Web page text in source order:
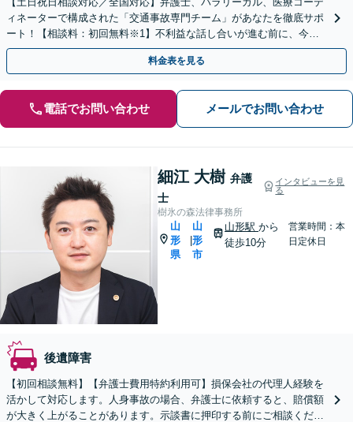
ィネーターで構成された「交通事故専門チーム」があなたを徹底サポ
ート！【相談料：初回無料※1】不利益な話し合いが進む前に、今す
ぐ相談！
料金表を見る
電話でお問い合わせ メールでお問い合わせ
細江 大樹 弁護
士
インタビューを見
る
樹氷の森法律事務所
山
形
県
山
形
市
山形駅 から
徒歩10分
営業時間：本
日定休日
後遺障害
【初回相談無料】【弁護士費用特約利用可】損保会社の代理人経験を
活かして対応します。人身事故の場合、弁護士に依頼すると、賠償額
が大きく上がることがあります。示談書に押印する前にご相談くださ